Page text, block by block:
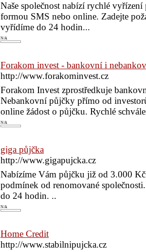
Naše společnost nabízí rychlé
formou SMS nebo online. Zadejte
vyřídíme do 24 hodin...
N/A
Forakom invest - bankovní i
http://www.forakominvest.cz
Forakom Invest zprostředkuje
Nebankovní půjčky přímo od
online žádost o půjčku. Rychlé
N/A
giga půjčka
http://www.gigapujcka.cz
Nabízíme Vám půjčku již od 3.000
podmínek od renomované
do 24 hodin. ..
N/A
Home Credit
http://www.stabilnipujcka.cz